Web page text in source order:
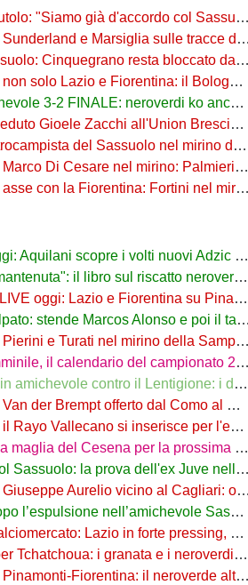
"Siamo già d'accordo col Sassuolo"
e Marsiglia sulle tracce di Josh Doig
Cinquegrano resta bloccato da Aquilani
Fiorentina: il Bologna su Pinamonti, Sartori era al Ricci
2 FINALE: neroverdi ko anche in Germania
Gioele Zacchi all'Union Brescia: la formula
del Sassuolo nel mirino dei ciociari
nel mirino: Palmieri sul centrale del Racing Avellaneda
Fortini nel mirino, Thorstvedt e Fabbian sul tavolo
scopre i volti nuovi Adzic e Bowie
libro sul riscatto neroverde su Amazon e in libreria
Lazio e Fiorentina su Pinamonti, rispunta Zappa
Marcos Alonso e poi il tacco per il gol di Bakola
e Turati nel mirino della Sampdoria
del campionato 26/27: si parte a Parma
contro il Lentigione: i dettagli
offerto dal Como al Cagliari per avere Esposito
si inserisce per l'ex Torino Obrador
del Cesena per la prossima stagione
la prova dell'ex Juve nell'1-4 col Celta
vicino al Cagliari: operazione in dirittura d’arrivo
nell’amichevole Sassuolo-Celta Vigo
Lazio in forte pressing, Fiorentina osserva
i granata e i neroverdi valutano per l'ex Verona
il neroverde alternativa a Pellegrino del Parma